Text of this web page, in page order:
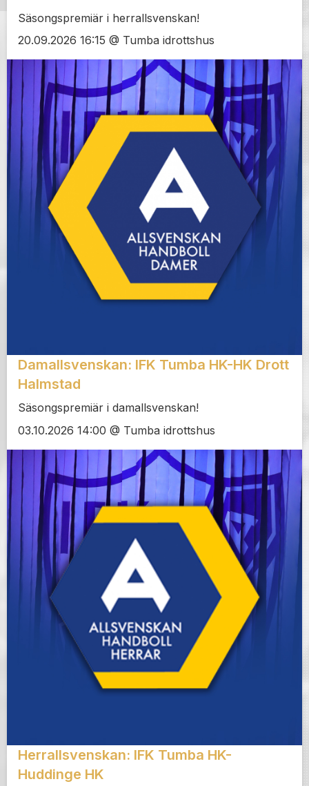
Säsongspremiär i herrallsvenskan!
20.09.2026 16:15 @ Tumba idrottshus
Damallsvenskan: IFK Tumba HK-HK Drott
Halmstad
Säsongspremiär i damallsvenskan!
03.10.2026 14:00 @ Tumba idrottshus
Herrallsvenskan: IFK Tumba HK-
Huddinge HK